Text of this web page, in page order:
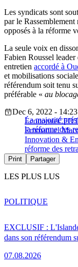
Les syndicats sont
par le
opposés à la réforme
La seule voix en
Fabien Roussel
entretien accordé à
et mobilisations
référendum soit tenu
préférable « au
La majorité
la réforme des
Dec 6, 2022 - 14:23
Économie
Emmanuel
Innovation &
réforme des
Print Partager
LES PLUS LUS
EXCLUSIF :
dans son référendum
07.08.2026
POLITIQUE